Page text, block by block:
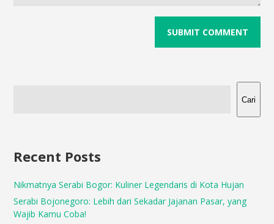
Cari
Recent Posts
Nikmatnya Serabi Bogor: Kuliner Legendaris di Kota Hujan
Serabi Bojonegoro: Lebih dari Sekadar Jajanan Pasar, yang
Wajib Kamu Coba!